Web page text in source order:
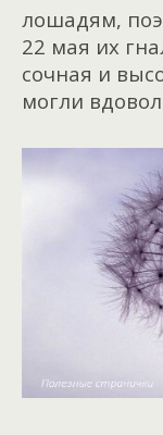
лошадям,
22 мая их
сочная и
могли